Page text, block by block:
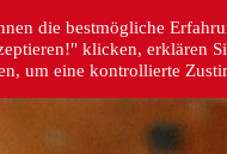
die bestmögliche
klicken, erklären
um eine kontrollierte